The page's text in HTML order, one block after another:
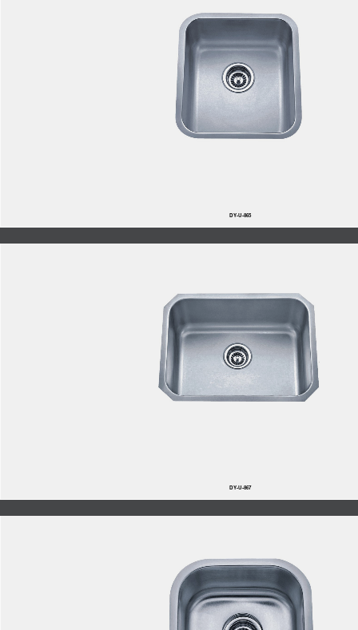
DY-U-865
DY-U-867